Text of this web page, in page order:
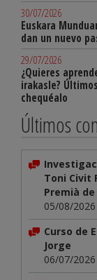
30/07/2026
Euskara
dan un nuevo
29/07/2026
¿Quieres
irakasle?
chequéalo
Últimos
Toni Civit
Premià
05/08/2026
Curso de
Jorge
06/07/2026